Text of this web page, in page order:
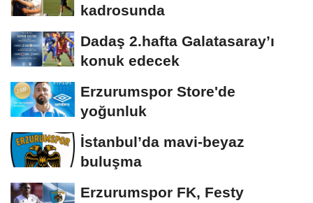
kadrosunda
Dadaş 2.hafta Galatasaray’ı
konuk edecek
Erzurumspor Store'de
yoğunluk
İstanbul’da mavi-beyaz
buluşma
Erzurumspor FK, Festy